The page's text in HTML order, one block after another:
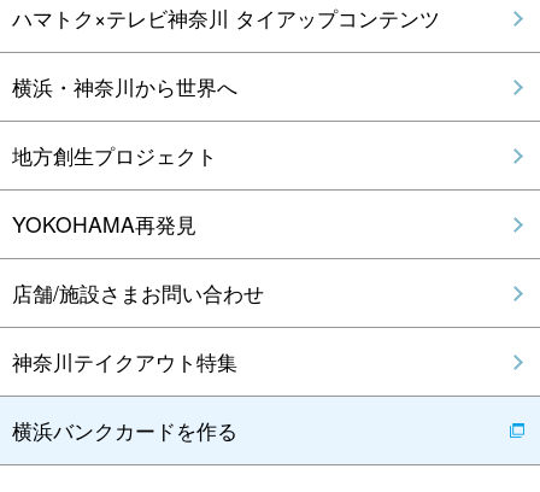
ハマトク×テレビ神奈川 タイアップコンテンツ
横浜・神奈川から世界へ
地方創生プロジェクト
YOKOHAMA再発見
店舗/施設さまお問い合わせ
神奈川テイクアウト特集
横浜バンクカードを作る